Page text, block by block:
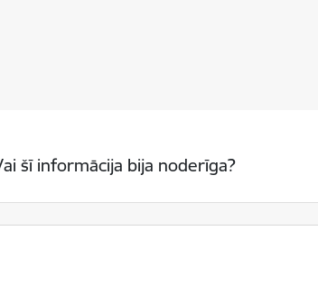
šī informācija bija noderīga?